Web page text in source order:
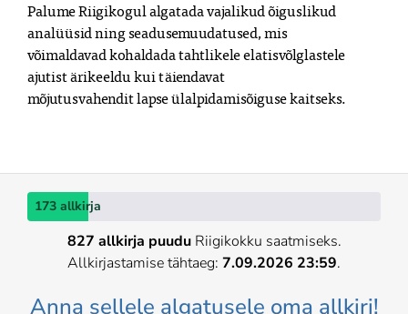
Palume Riigikogul algatada vajalikud õiguslikud
analüüsid ning seadusemuudatused, mis
võimaldavad kohaldada tahtlikele elatisvõlglastele
ajutist ärikeeldu kui täiendavat
mõjutusvahendit lapse ülalpidamisõiguse kaitseks.
173 allkirja
827 allkirja puuduRiigikokku saatmiseks.
Allkirjastamise tähtaeg: 7.09.2026 23:59.
Anna sellele algatusele oma allkiri!